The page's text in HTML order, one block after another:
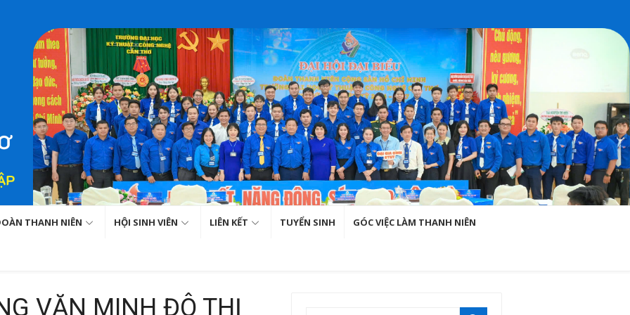
THANH NIÊN HỘI SINH VIÊN LIÊN KẾT TUYỂN SINH GÓC VIỆC LÀM THANH NIÊN
VĂN MINH ĐÔ THỊ